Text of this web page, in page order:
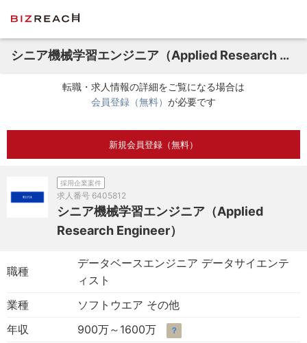
シニア機械学習エンジニア（Applied Research Engineer）
転職・求人情報の詳細をご覧になる場合は
会員登録（無料） が必要です
新規会員登録（無料）
採用企業案件
求人番号 6405812
シニア機械学習エンジニア（Applied
Research Engineer）
職種
データベースエンジニア データサイエンテ
ィスト
業種
ソフトウエア その他
年収
900万～1600万 ？